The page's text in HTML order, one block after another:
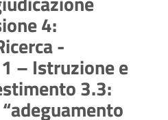
4:
-
– Istruzione e
3.3: